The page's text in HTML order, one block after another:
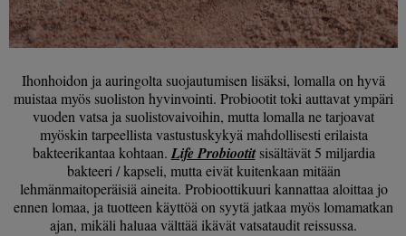
Ihonhoidon ja auringolta suojautumisen lisäksi, lomalla on hyvä
muistaa myös suoliston hyvinvointi. Probiootit toki auttavat ympäri
vuoden vatsa ja suolistovaivoihin, mutta lomalla ne tarjoavat
myöskin tarpeellista vastustuskykyä mahdollisesti erilaista
bakteerikantaa kohtaan. Life Probiootitsisältävät 5 miljardia
bakteeri / kapseli, mutta eivät kuitenkaan mitään
lehmänmaitoperäisiä aineita. Probioottikuuri kannattaa aloittaa jo
ennen lomaa, ja tuotteen käyttöä on syytä jatkaa myös lomamatkan
ajan, mikäli haluaa välttää ikävät vatsataudit reissussa.